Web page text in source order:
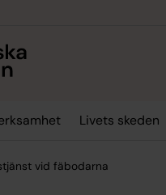
Livets skeden
vid fäbodarna